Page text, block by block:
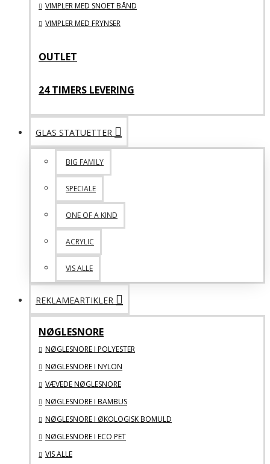
VIMPLER MED SNOET BÅND
VIMPLER MED FRYNSER
OUTLET
24 TIMERS LEVERING
GLAS STATUETTER
BIG FAMILY
SPECIALE
ONE OF A KIND
ACRYLIC
VIS ALLE
REKLAMEARTIKLER
NØGLESNORE
NØGLESNORE I POLYESTER
NØGLESNORE I NYLON
VÆVEDE NØGLESNORE
NØGLESNORE I BAMBUS
NØGLESNORE I ØKOLOGISK BOMULD
NØGLESNORE I ECO PET
VIS ALLE